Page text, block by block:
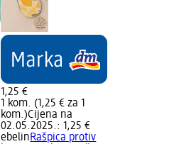
1,25 €
1 kom. (1,25 € za 1
kom.)Cijena na
02.05.2025.: 1,25 €
ebelinRašpica protiv